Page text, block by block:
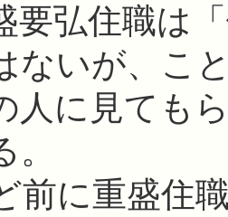
要弘住職は
ないが、こ
人に見ても
に重盛住